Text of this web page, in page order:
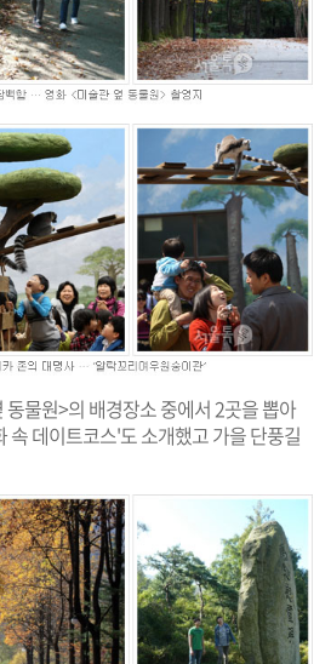
동물원>의 배경장소 중에서 2곳을 뽑아
속 데이트코스'도 소개했고 가을 단풍길